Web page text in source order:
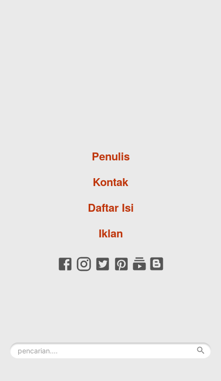
Penulis
Kontak
Daftar Isi
Iklan